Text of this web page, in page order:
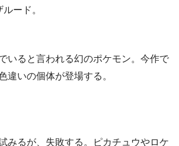
ード。
いると言われる幻のポケモン。今作で
違いの個体が登場する。
みるが、失敗する。ピカチュウやロケ